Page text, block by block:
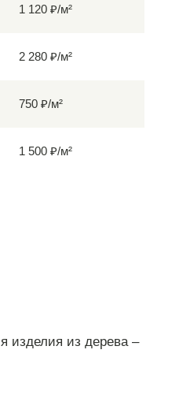
1 120 ₽/м²
2 280 ₽/м²
750 ₽/м²
1 500 ₽/м²
изделия из дерева –